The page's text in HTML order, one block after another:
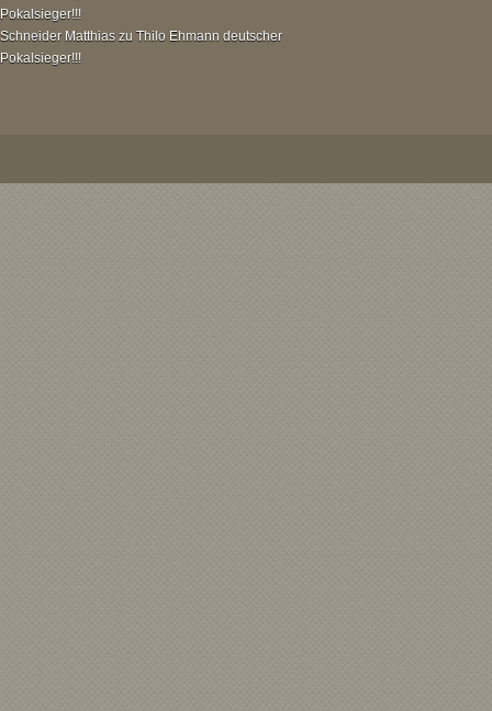
Pokalsieger!!!
Schneider Matthias zu Thilo Ehmann deutscher
Pokalsieger!!!